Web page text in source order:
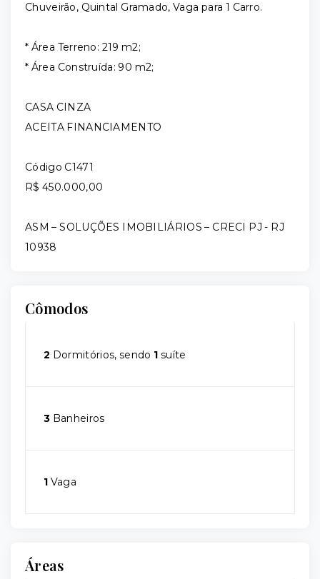
Chuveirão, Quintal Gramado, Vaga para 1 Carro.
* Área Terreno: 219 m2;
* Área Construída: 90 m2;
CASA CINZA
ACEITA FINANCIAMENTO
Código C1471
R$ 450.000,00
ASM – SOLUÇÕES IMOBILIÁRIOS – CRECI PJ - RJ
10938
Cômodos
2 Dormitórios, sendo 1 suíte
3 Banheiros
1 Vaga
Áreas